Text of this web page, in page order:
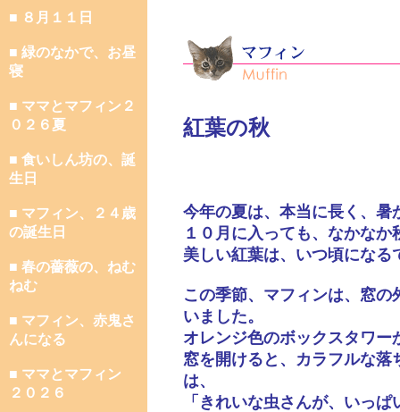
■ ８月１１日
■ 緑のなかで、お昼
寝
■ ママとマフィン２
０２６夏
■ 食いしん坊の、誕
生日
■ マフィン、２４歳
の誕生日
■ 春の薔薇の、ねむ
ねむ
■ マフィン、赤鬼さ
んになる
■ ママとマフィン
２０２６
紅葉の秋
今年の夏は、本当に長く、暑
１０月に入っても、なかな
美しい紅葉は、いつ頃になる
この季節、マフィンは、窓
いました。
オレンジ色のボックスタワ
窓を開けると、カラフルな
は、
「きれいな虫さんが、いっ